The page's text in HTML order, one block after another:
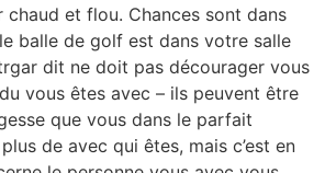
chaud et flou. Chances sont dans
balle de golf est dans votre salle
dit ne doit pas décourager vous
vous êtes avec – ils peuvent être
que vous dans le parfait
de avec qui êtes, mais c’est en